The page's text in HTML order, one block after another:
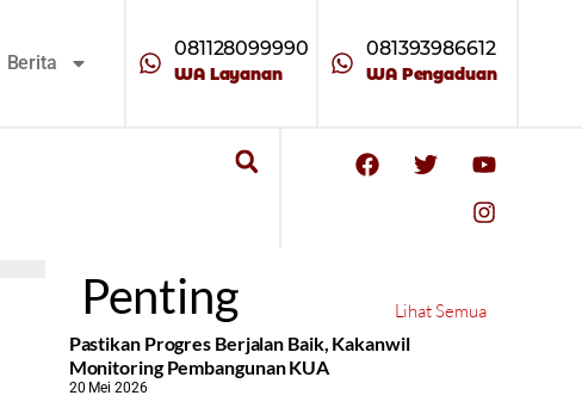
Berita
081128099990
WA Layanan
081393986612
WA Pengaduan
Penting
Lihat Semua
Pastikan Progres Berjalan Baik, Kakanwil
Monitoring Pembangunan KUA
20 Mei 2026